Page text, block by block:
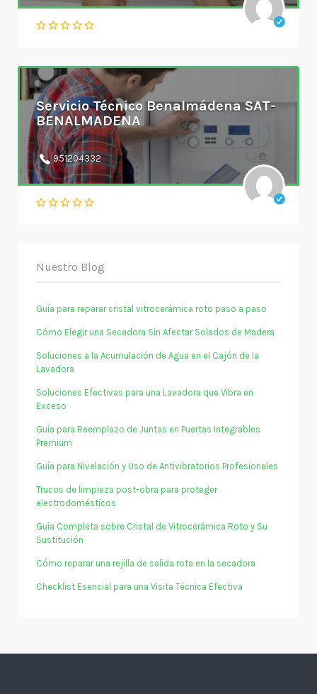
Servicio Técnico Benalmádena SAT-
BENALMADENA
951204332
Nuestro Blog
Guía para reparar cristal vitrocerámica roto paso a paso
Cómo Elegir una Secadora Sin Afectar Solados de Madera
Soluciones a la Acumulación de Agua en el Cajón de la
Lavadora
Soluciones Efectivas para una Lavadora que Vibra en
Exceso
Guía para Reemplazo de Juntas en Puertas Integrables
Premium
Guía para Nivelación y Uso de Antivibratorios Profesionales
Trucos de limpieza post-obra para proteger
electrodomésticos
Guía Completa sobre Cristal de Vitrocerámica Roto y Su
Sustitución
Cómo reparar una rejilla de salida rota en la secadora
Checklist Esencial para una Visita Técnica Efectiva